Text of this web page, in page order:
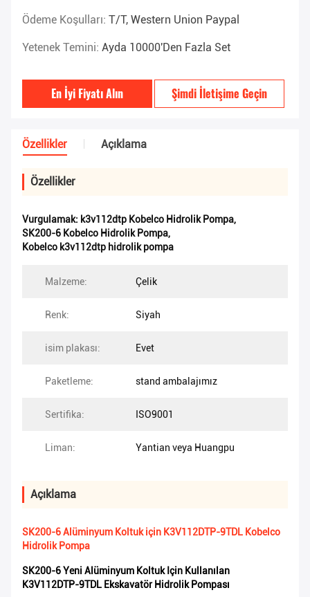
Ödeme Koşulları: T/T, Western Union Paypal
Yetenek Temini: Ayda 10000'den Fazla Set
En İyi Fiyatı Alın Şimdi İletişime Geçin
Özellikler Açıklama
Özellikler
Vurgulamak: k3v112dtp Kobelco Hidrolik Pompa,
SK200-6 Kobelco Hidrolik Pompa,
Kobelco k3v112dtp hidrolik pompa
Malzeme: Çelik
Renk: Siyah
isim plakası: Evet
Paketleme: stand ambalajımız
Sertifika: ISO9001
Liman: Yantian veya Huangpu
Açıklama
SK200-6 Alüminyum Koltuk için K3V112DTP-9TDL Kobelco
Hidrolik Pompa
SK200-6 Yeni Alüminyum Koltuk Için Kullanılan
K3V112DTP-9TDL Ekskavatör Hidrolik Pompası